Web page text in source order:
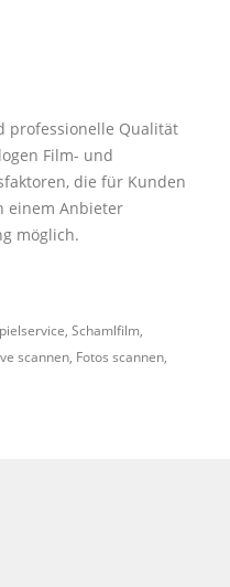
professionelle Qualität
Film- und
die für Kunden
einem Anbieter
möglich.
, Schamlfilm,
scannen, Fotos scannen,